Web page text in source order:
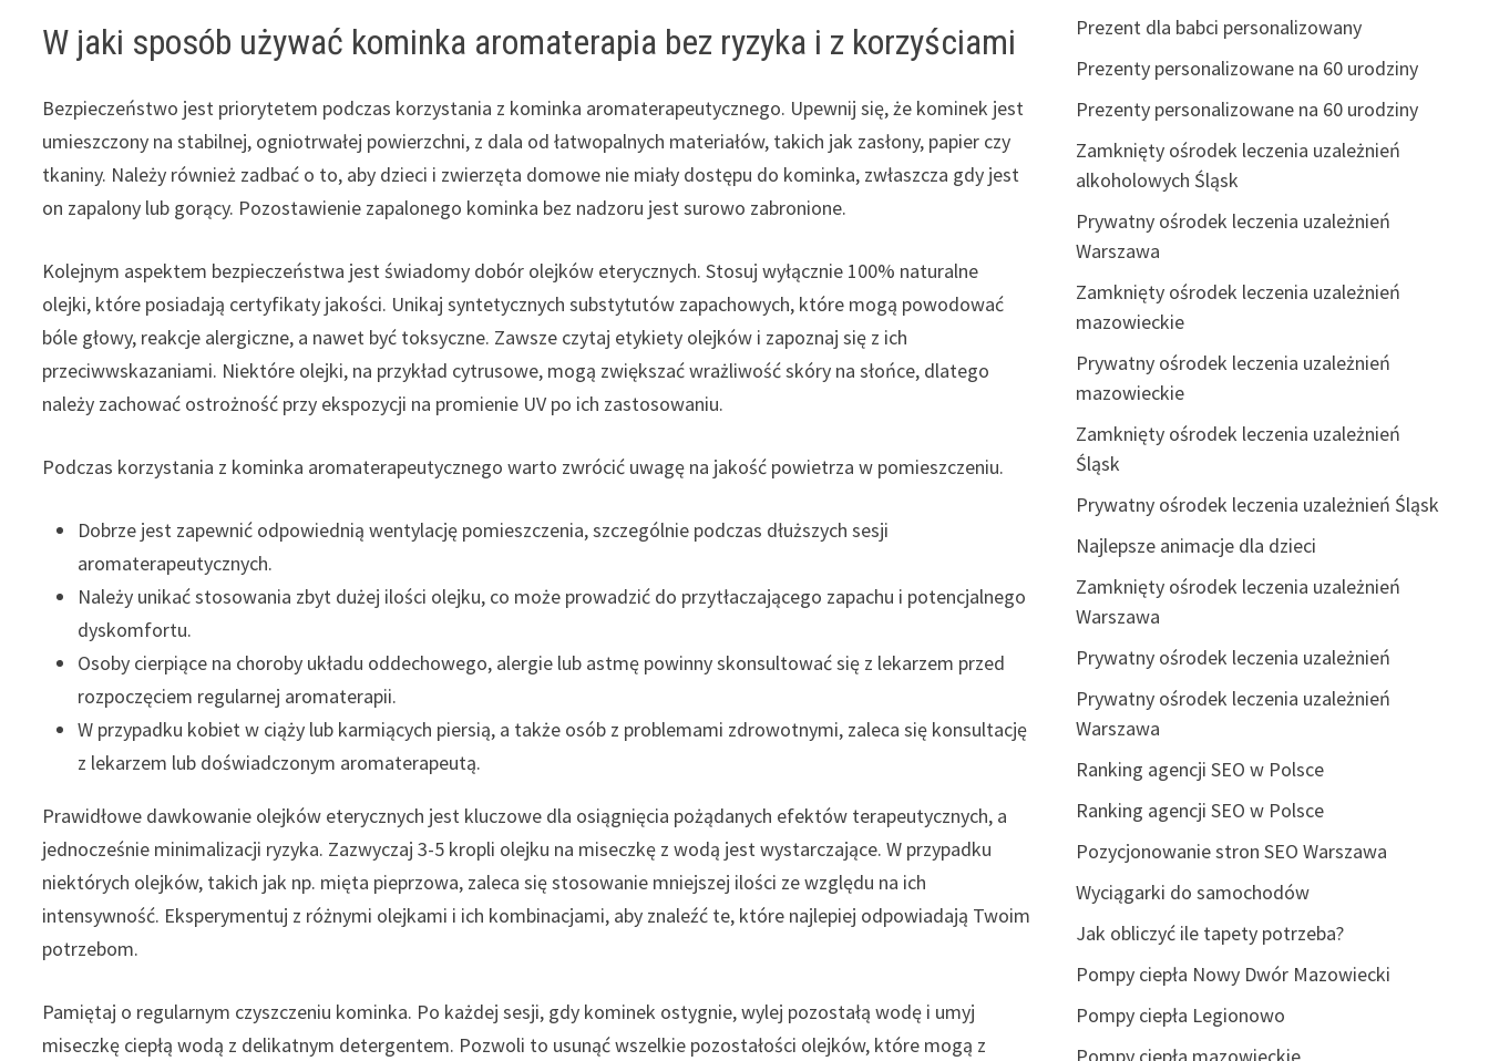
W jaki sposób używać kominka aromaterapia bez ryzyka i z korzyściami
Bezpieczeństwo jest priorytetem podczas korzystania z kominka aromaterapeutycznego. Upewnij się, że kominek jest
umieszczony na stabilnej, ogniotrwałej powierzchni, z dala od łatwopalnych materiałów, takich jak zasłony, papier czy
tkaniny. Należy również zadbać o to, aby dzieci i zwierzęta domowe nie miały dostępu do kominka, zwłaszcza gdy jest
on zapalony lub gorący. Pozostawienie zapalonego kominka bez nadzoru jest surowo zabronione.
Kolejnym aspektem bezpieczeństwa jest świadomy dobór olejków eterycznych. Stosuj wyłącznie 100% naturalne
olejki, które posiadają certyfikaty jakości. Unikaj syntetycznych substytutów zapachowych, które mogą powodować
bóle głowy, reakcje alergiczne, a nawet być toksyczne. Zawsze czytaj etykiety olejków i zapoznaj się z ich
przeciwwskazaniami. Niektóre olejki, na przykład cytrusowe, mogą zwiększać wrażliwość skóry na słońce, dlatego
należy zachować ostrożność przy ekspozycji na promienie UV po ich zastosowaniu.
Podczas korzystania z kominka aromaterapeutycznego warto zwrócić uwagę na jakość powietrza w pomieszczeniu.
Dobrze jest zapewnić odpowiednią wentylację pomieszczenia, szczególnie podczas dłuższych sesji
aromaterapeutycznych.
Należy unikać stosowania zbyt dużej ilości olejku, co może prowadzić do przytłaczającego zapachu i potencjalnego
dyskomfortu.
Osoby cierpiące na choroby układu oddechowego, alergie lub astmę powinny skonsultować się z lekarzem przed
rozpoczęciem regularnej aromaterapii.
W przypadku kobiet w ciąży lub karmiących piersią, a także osób z problemami zdrowotnymi, zaleca się konsultację
z lekarzem lub doświadczonym aromaterapeutą.
Prawidłowe dawkowanie olejków eterycznych jest kluczowe dla osiągnięcia pożądanych efektów terapeutycznych, a
jednocześnie minimalizacji ryzyka. Zazwyczaj 3-5 kropli olejku na miseczkę z wodą jest wystarczające. W przypadku
niektórych olejków, takich jak np. mięta pieprzowa, zaleca się stosowanie mniejszej ilości ze względu na ich
intensywność. Eksperymentuj z różnymi olejkami i ich kombinacjami, aby znaleźć te, które najlepiej odpowiadają Twoim
potrzebom.
Pamiętaj o regularnym czyszczeniu kominka. Po każdej sesji, gdy kominek ostygnie, wylej pozostałą wodę i umyj
miseczkę ciepłą wodą z delikatnym detergentem. Pozwoli to usunąć wszelkie pozostałości olejków, które mogą z
Prezent dla babci personalizowany
Prezenty personalizowane na 60 urodziny
Prezenty personalizowane na 60 urodziny
Zamknięty ośrodek leczenia uzależnień
alkoholowych Śląsk
Prywatny ośrodek leczenia uzależnień
Warszawa
Zamknięty ośrodek leczenia uzależnień
mazowieckie
Prywatny ośrodek leczenia uzależnień
mazowieckie
Zamknięty ośrodek leczenia uzależnień
Śląsk
Prywatny ośrodek leczenia uzależnień Śląsk
Najlepsze animacje dla dzieci
Zamknięty ośrodek leczenia uzależnień
Warszawa
Prywatny ośrodek leczenia uzależnień
Prywatny ośrodek leczenia uzależnień
Warszawa
Ranking agencji SEO w Polsce
Ranking agencji SEO w Polsce
Pozycjonowanie stron SEO Warszawa
Wyciągarki do samochodów
Jak obliczyć ile tapety potrzeba?
Pompy ciepła Nowy Dwór Mazowiecki
Pompy ciepła Legionowo